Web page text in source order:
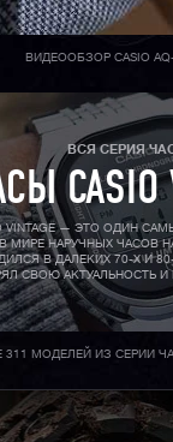
ВИДЕООБЗОР CASIO
ВСЯ СЕРИЯ
CASIO
VINTAGE — ЭТО ОДИН
МИРЕ НАРУЧНЫХ ЧАСОВ
В ДАЛЕКИХ 70-X И
СВОЮ АКТУАЛЬНОСТЬ И
311 МОДЕЛЕЙ ИЗ СЕРИИ